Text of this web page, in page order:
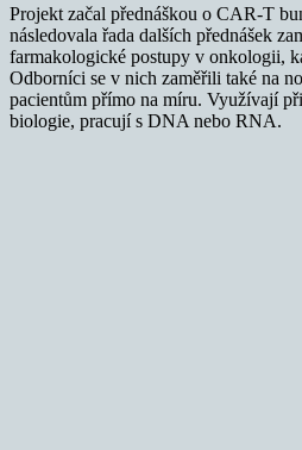
Projekt začal přednáškou o CAR-T
následovala řada dalších přednášek
farmakologické postupy v onkologii,
Odborníci se v nich zaměřili také na
pacientům přímo na míru. Využívají
biologie, pracují s DNA nebo RNA.